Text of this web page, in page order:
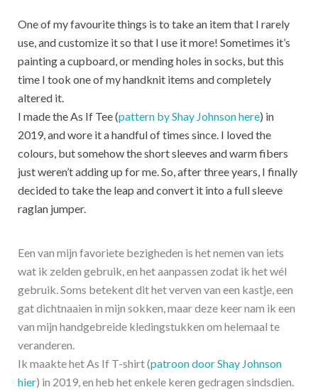
One of my favourite things is to take an item that I rarely
use, and customize it so that I use it more! Sometimes it’s
painting a cupboard, or mending holes in socks, but this
time I took one of my handknit items and completely
altered it.
I made the As If Tee (pattern by Shay Johnson here) in
2019, and wore it a handful of times since. I loved the
colours, but somehow the short sleeves and warm fibers
just weren’t adding up for me. So, after three years, I finally
decided to take the leap and convert it into a full sleeve
raglan jumper.
Een van mijn favoriete bezigheden is het nemen van iets
wat ik zelden gebruik, en het aanpassen zodat ik het wél
gebruik. Soms betekent dit het verven van een kastje, een
gat dichtnaaien in mijn sokken, maar deze keer nam ik een
van mijn handgebreide kledingstukken om helemaal te
veranderen.
Ik maakte het As If T-shirt (patroon door Shay Johnson
hier) in 2019, en heb het enkele keren gedragen sindsdien.